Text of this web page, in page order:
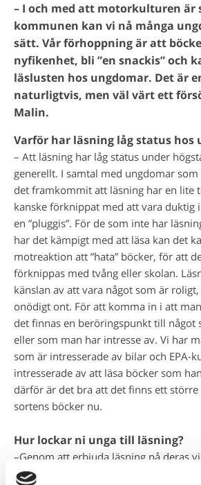
– I och med att motorkulturen är
kommunen kan vi nå många
sätt. Vår förhoppning är att
nyfikenhet, bli ”en snackis” och
läslusten hos ungdomar. Det är
naturligtvis, men väl värt ett
Malin.
Varför har läsning låg status hos
– Att läsning har låg status under
generellt. I samtal med ungdomar
det framkommit att läsning har en lite
kanske förknippat med att vara duktig
en ”pluggis”. För de som inte har
har det kämpigt med att läsa kan det
motreaktion att ”hata” böcker, för att
förknippas med tvång eller skolan.
känslan av att vara något som är
onödigt ont. För att komma in i att
det finnas en beröringspunkt till något
eller som man har intresse av. Vi har
som är intresserade av bilar och EPA-
intresserade av att läsa böcker som
därför är det bra att det finns ett
sortens böcker nu.
Hur lockar ni unga till läsning?
–Genom att erbjuda läsning på deras
vara lyhörda för att alla faktiskt inte